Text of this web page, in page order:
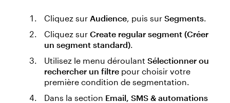
Cliquez sur Audience, puis sur Segments.
Cliquez sur Create regular segment (Créer
un segment standard).
Utilisez le menu déroulant Sélectionner ou
rechercher un filtre pour choisir votre
première condition de segmentation.
Dans la section Email, SMS & automations